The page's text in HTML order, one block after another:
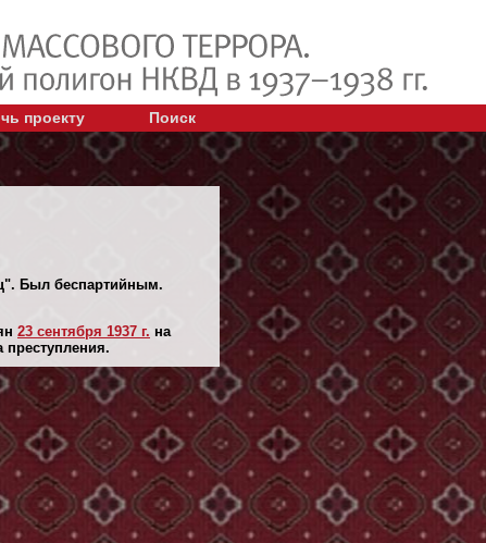
проекту Поиск
Был беспартийным.
23 сентября 1937 г. на
преступления.